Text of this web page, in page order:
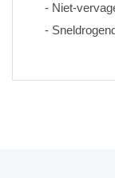
- Niet-
- Sneldrogend